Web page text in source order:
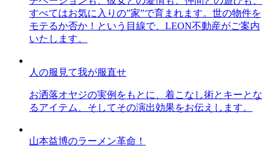
すべてはお気に入りの”家”で育まれます。世の物件を
モテるか否か！という目線で、LEON不動産がご案内
いたします。
人の服見て我が服直せ
お洒落オヤジの実例をもとに、着こなし術とキーとな
るアイテム、そしてその演出効果をお伝えします。
山本益博のラーメン革命！